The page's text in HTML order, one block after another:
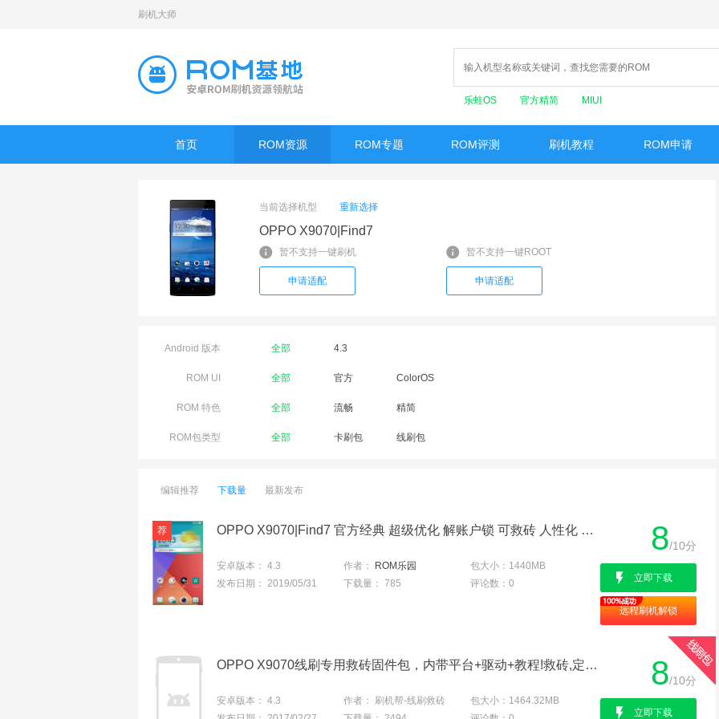
刷机大师
乐蛙OS 官方精简 MIUI
首页 ROM资源 ROM专题 ROM评测 刷机教程 ROM申请
当前选择机型 重新选择
OPPO X9070|Find7
暂不支持一键刷机
申请适配
暂不支持一键ROOT
申请适配
Android 版本 全部 4.3
ROM UI 全部 官方 ColorOS
ROM 特色 全部 流畅 精简
ROM包类型 全部 卡刷包 线刷包
编辑推荐 下载量 最新发布
OPPO X9070|Find7 官方经典 超级优化 解账户锁 可救砖 人性化 省电流畅
安卓版本： 4.3 作者： ROM乐园 包大小： 1440MB
发布日期： 2019/05/31 下载量： 785 评论数： 0
8/10分
立即下载
远程刷机解锁
OPPO X9070线刷专用救砖固件包，内带平台+驱动+教程!救砖,定屏,解防盗锁专用亲测成功
安卓版本： 4.3 作者： 刷机帮-线刷救砖 包大小： 1464.32MB
8/10分
立即下载